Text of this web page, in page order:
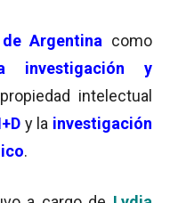
Argentina como
investigación y
intelectual
y la investigación
.